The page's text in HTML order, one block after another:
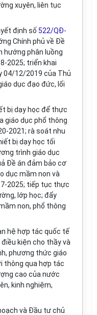
xuyên, liên tục
định số 522/QĐ-
Chính phủ về Đề
hướng phân luồng
2025; triển khai
04/12/2019 của Thủ
dục đạo đức, lối
bị dạy học để thực
giáo dục phổ thông
2021; rà soát nhu
bị dạy học tối
trình giáo dục
Đề án đảm bảo cơ
dục mầm non và
2025; tiếp tục thực
lớp học; đẩy
non, phổ thông
hệ hợp tác quốc tế
kiện cho thầy và
phương thức giáo
thông qua hợp tác
cao của nước
kinh nghiệm,
và Đầu tư chủ